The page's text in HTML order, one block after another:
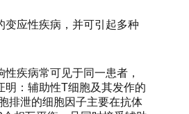
应性疾病，并可引起多种
疾病常可见于同一患者，
：辅助性T细胞及其发作的
排泄的细胞因子主要在抗体